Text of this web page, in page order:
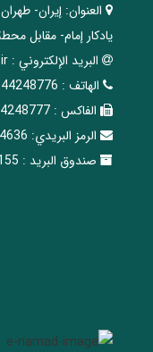
العنوان: إيران-
يادكار إمام- مقابل
البريد الإلکتروني :
الهاتف : 44248776 – 44234843
الفاکس : - 44246121
الرمز البريدي:
صندوق البريد :